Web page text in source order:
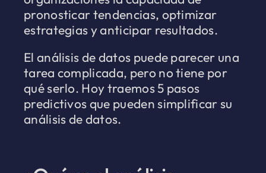
pronosticar tendencias, optimizar
estrategias y anticipar resultados.
El análisis de datos puede parecer una
tarea complicada, pero no tiene por
qué serlo. Hoy traemos 5 pasos
predictivos que pueden simplificar su
análisis de datos.